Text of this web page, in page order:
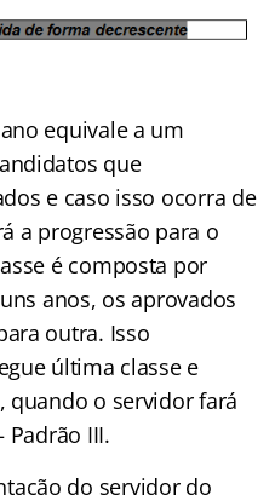
equivale a um
que
e caso isso ocorra de
a progressão para o
é composta por
anos, os aprovados
outra. Isso
última classe e
quando o servidor fará
Padrão III.
do servidor do